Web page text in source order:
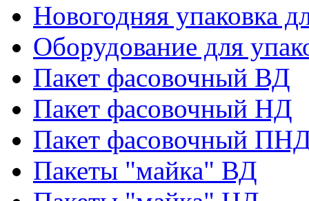
Новогодняя упаковка
Оборудование для
Пакет фасовочный ВД
Пакет фасовочный НД
Пакет фасовочный
Пакеты "майка" ВД